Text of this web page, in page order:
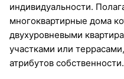
индивидуальности.
многоквартирные дома
двухуровневыми
участками или
атрибутов собственности.